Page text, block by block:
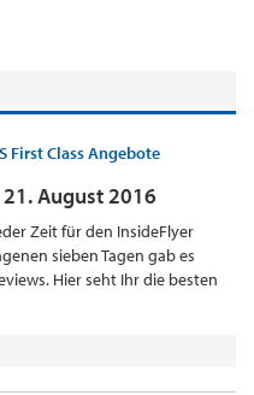
August 2016
Zeit für den InsideFlyer
sieben Tagen gab es
Hier seht Ihr die besten